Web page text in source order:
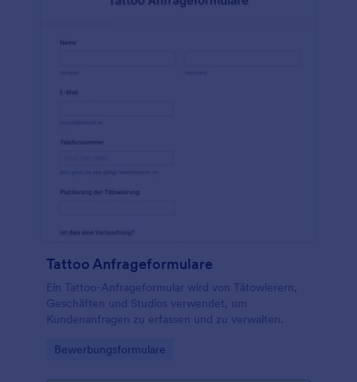
Tattoo Anfrageformulare
Ein Tattoo-Anfrageformular wird von Tätowierern,
Geschäften und Studios verwendet, um
Kundenanfragen zu erfassen und zu verwalten.
Go to Category:
Bewerbungsformulare